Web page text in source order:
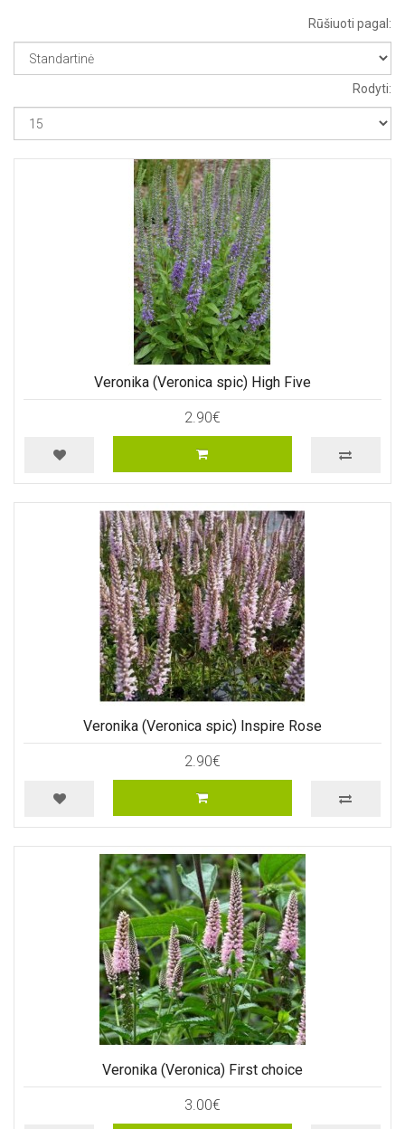
Rūšiuoti pagal:
Rodyti:
Veronika (Veronica spic) High Five
2.90€
Veronika (Veronica spic) Inspire Rose
2.90€
Veronika (Veronica) First choice
3.00€